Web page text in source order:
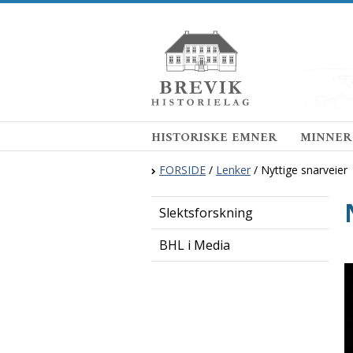
HISTORISKE EMNER MINNER
FORSIDE / Lenker / Nyttige snarveier
Slektsforskning
BHL i Media